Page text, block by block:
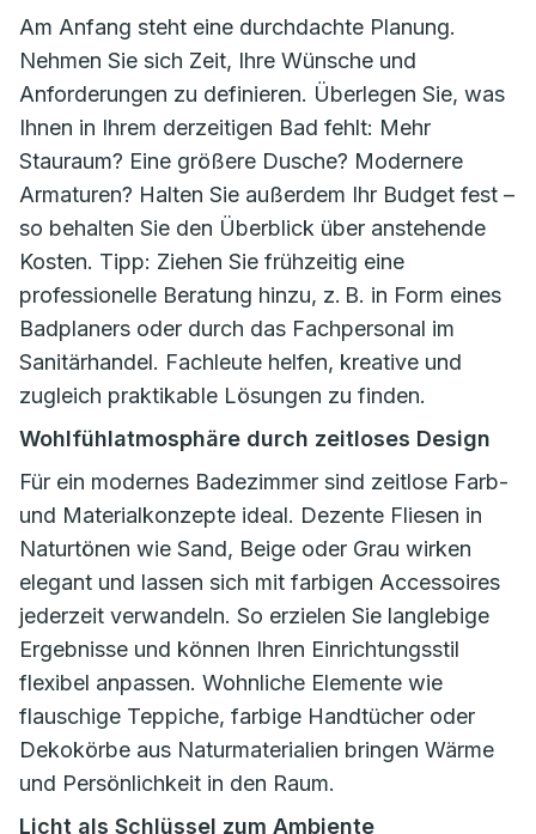
Am Anfang steht eine durchdachte Planung.
Nehmen Sie sich Zeit, Ihre Wünsche und
Anforderungen zu definieren. Überlegen Sie, was
Ihnen in Ihrem derzeitigen Bad fehlt: Mehr
Stauraum? Eine größere Dusche? Modernere
Armaturen? Halten Sie außerdem Ihr Budget fest –
so behalten Sie den Überblick über anstehende
Kosten. Tipp: Ziehen Sie frühzeitig eine
professionelle Beratung hinzu, z. B. in Form eines
Badplaners oder durch das Fachpersonal im
Sanitärhandel. Fachleute helfen, kreative und
zugleich praktikable Lösungen zu finden.
Wohlfühlatmosphäre durch zeitloses Design
Für ein modernes Badezimmer sind zeitlose Farb-
und Materialkonzepte ideal. Dezente Fliesen in
Naturtönen wie Sand, Beige oder Grau wirken
elegant und lassen sich mit farbigen Accessoires
jederzeit verwandeln. So erzielen Sie langlebige
Ergebnisse und können Ihren Einrichtungsstil
flexibel anpassen. Wohnliche Elemente wie
flauschige Teppiche, farbige Handtücher oder
Dekokörbe aus Naturmaterialien bringen Wärme
und Persönlichkeit in den Raum.
Licht als Schlüssel zum Ambiente